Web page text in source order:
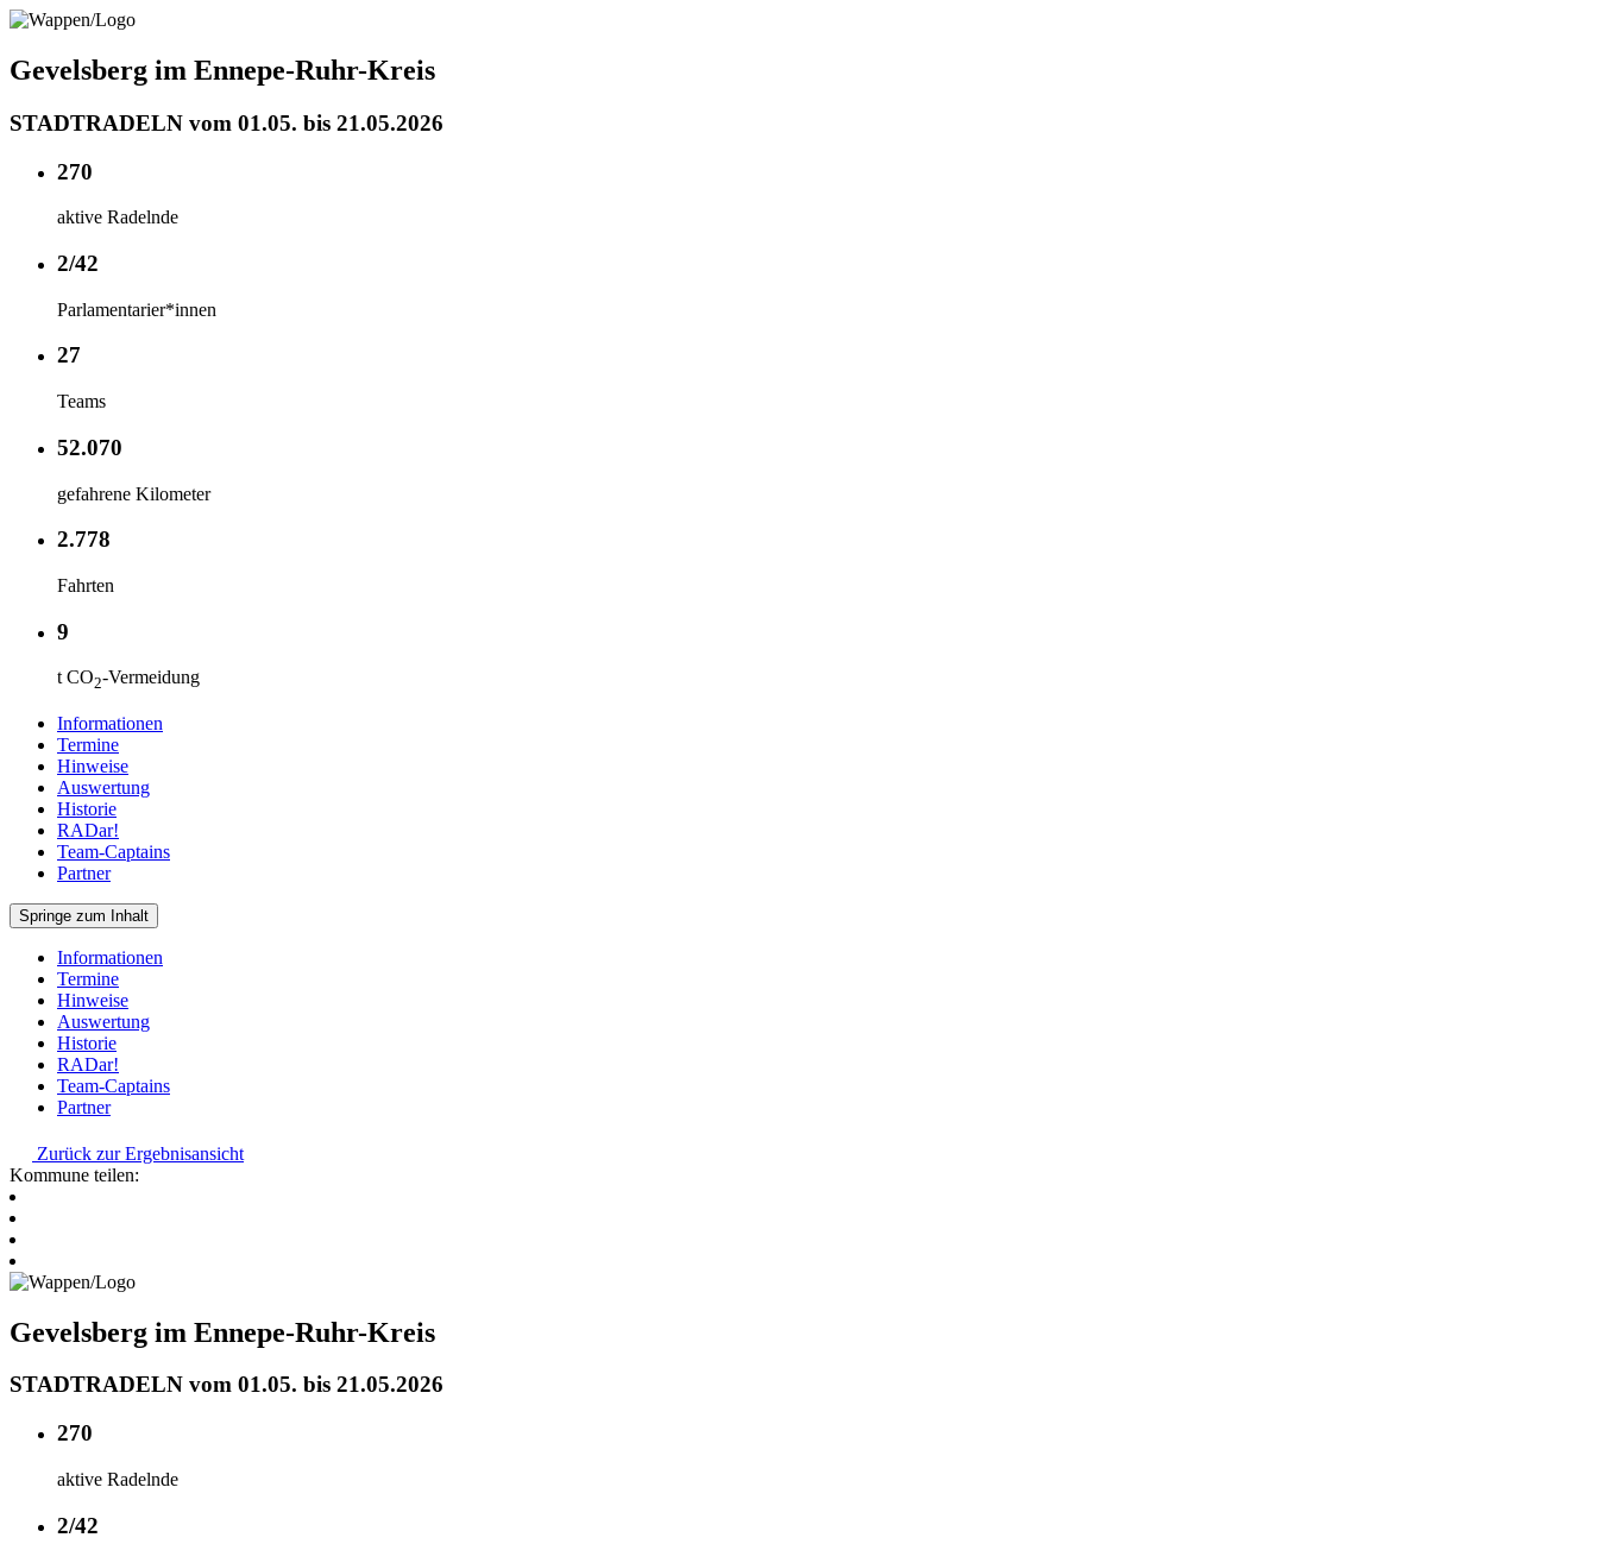
Gevelsberg im Ennepe-Ruhr-Kreis
STADTRADELN vom 01.05. bis 21.05.2026
270
aktive Radelnde
2/42
Parlamentarier*innen
27
Teams
52.070
gefahrene Kilometer
2.778
Fahrten
9
t CO2-Vermeidung
Informationen
Termine
Hinweise
Auswertung
Historie
RADar!
Team-Captains
Partner
Springe zum Inhalt
Informationen
Termine
Hinweise
Auswertung
Historie
RADar!
Team-Captains
Partner
Zurück zur Ergebnisansicht
Kommune teilen:
Gevelsberg im Ennepe-Ruhr-Kreis
STADTRADELN vom 01.05. bis 21.05.2026
270
aktive Radelnde
2/42